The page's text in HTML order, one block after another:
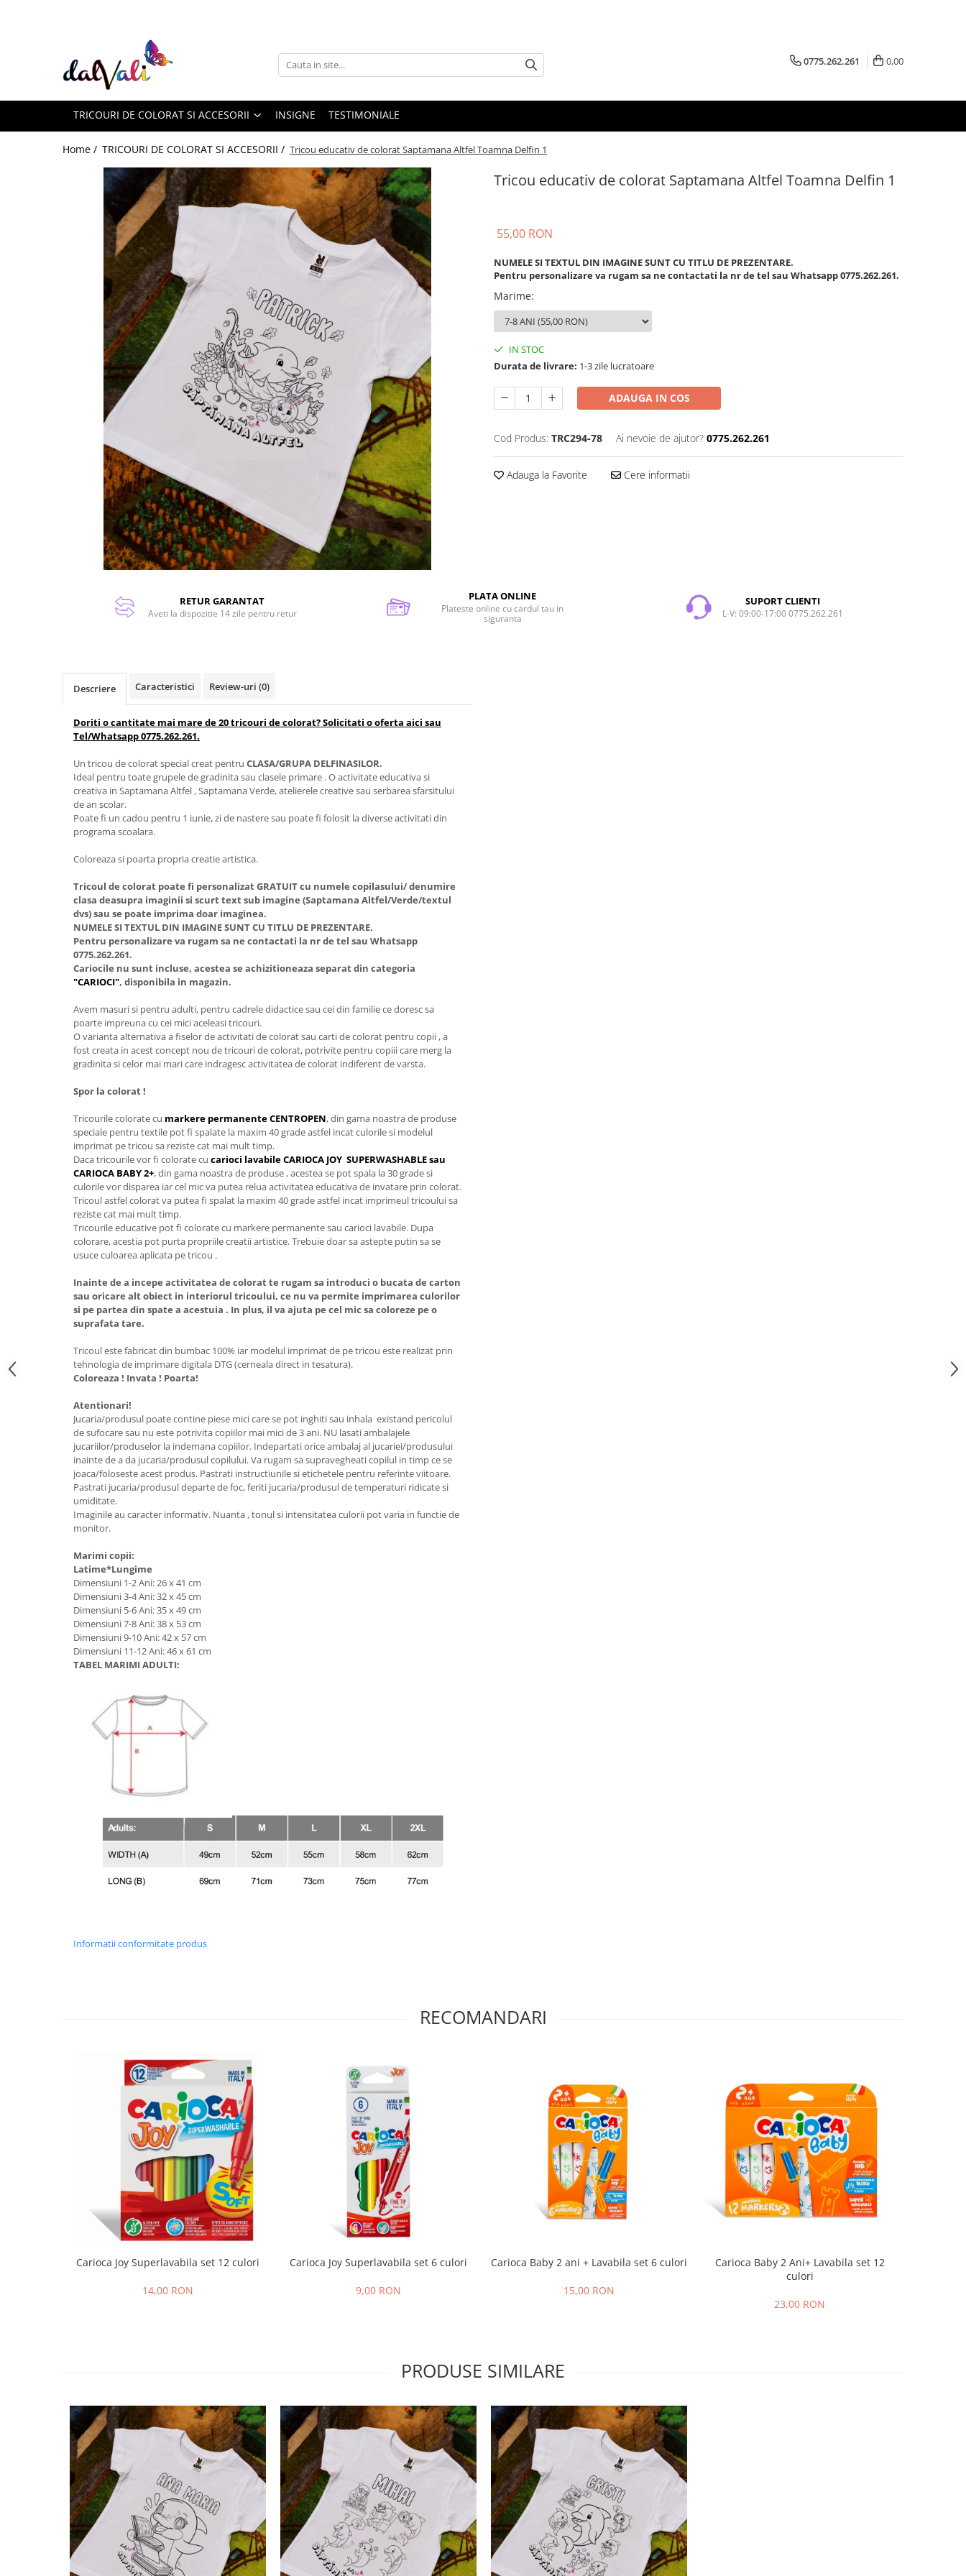
TRICOURI DE COLORAT SI ACCESORII
TRICOURI COPII
GENTI DE COLORAT
0775.262.261 0,00
TRICOURI DE COLORAT SI ACCESORII INSIGNE TESTIMONIALE
Home / TRICOURI DE COLORAT SI ACCESORII / Tricou educativ de colorat Saptamana Altfel Toamna Delfin 1
Tricou educativ de colorat Saptamana Altfel Toamna Delfin 1
55,00 RON
NUMELE SI TEXTUL DIN IMAGINE SUNT CU TITLU DE PREZENTARE.
Pentru personalizare va rugam sa ne contactati la nr de tel sau Whatsapp 0775.262.261.
Marime:
IN STOC
Durata de livrare: 1-3 zile lucratoare
ADAUGA IN COS
Cod Produs: TRC294-78 Ai nevoie de ajutor? 0775.262.261
Adauga la Favorite Cere informatii
RETUR GARANTAT
Aveti la dispozitie 14 zile pentru retur
PLATA ONLINE
Plateste online cu cardul tau in
siguranta
SUPORT CLIENTI
L-V: 09:00-17:00 0775.262.261
Descriere Caracteristici Review-uri (0)
Doriti o cantitate mai mare de 20 tricouri de colorat? Solicitati o oferta aici sau
Tel/Whatsapp 0775.262.261.
Un tricou de colorat special creat pentru CLASA/GRUPA DELFINASILOR.
Ideal pentru toate grupele de gradinita sau clasele primare . O activitate educativa si
creativa in Saptamana Altfel , Saptamana Verde, atelierele creative sau serbarea sfarsitului
de an scolar.
Poate fi un cadou pentru 1 iunie, zi de nastere sau poate fi folosit la diverse activitati din
programa scoalara.
Coloreaza si poarta propria creatie artistica.
Tricoul de colorat poate fi personalizat GRATUIT cu numele copilasului/ denumire
clasa deasupra imaginii si scurt text sub imagine (Saptamana Altfel/Verde/textul
dvs) sau se poate imprima doar imaginea.
NUMELE SI TEXTUL DIN IMAGINE SUNT CU TITLU DE PREZENTARE.
Pentru personalizare va rugam sa ne contactati la nr de tel sau Whatsapp
0775.262.261.
Cariocile nu sunt incluse, acestea se achizitioneaza separat din categoria
"CARIOCI", disponibila in magazin.
Avem masuri si pentru adulti, pentru cadrele didactice sau cei din familie ce doresc sa
poarte impreuna cu cei mici aceleasi tricouri.
O varianta alternativa a fiselor de activitati de colorat sau carti de colorat pentru copii , a
fost creata in acest concept nou de tricouri de colorat, potrivite pentru copiii care merg la
gradinita si celor mai mari care indragesc activitatea de colorat indiferent de varsta.
Spor la colorat !
Tricourile colorate cu markere permanente CENTROPEN, din gama noastra de produse
speciale pentru textile pot fi spalate la maxim 40 grade astfel incat culorile si modelul
imprimat pe tricou sa reziste cat mai mult timp.
Daca tricourile vor fi colorate cu carioci lavabile CARIOCA JOY SUPERWASHABLE sau
CARIOCA BABY 2+, din gama noastra de produse , acestea se pot spala la 30 grade si
culorile vor disparea iar cel mic va putea relua activitatea educativa de invatare prin colorat.
Tricoul astfel colorat va putea fi spalat la maxim 40 grade astfel incat imprimeul tricoului sa
reziste cat mai mult timp.
Tricourile educative pot fi colorate cu markere permanente sau carioci lavabile. Dupa
colorare, acestia pot purta propriile creatii artistice. Trebuie doar sa astepte putin sa se
usuce culoarea aplicata pe tricou .
Inainte de a incepe activitatea de colorat te rugam sa introduci o bucata de carton
sau oricare alt obiect in interiorul tricoului, ce nu va permite imprimarea culorilor
si pe partea din spate a acestuia . In plus, il va ajuta pe cel mic sa coloreze pe o
suprafata tare.
Tricoul este fabricat din bumbac 100% iar modelul imprimat de pe tricou este realizat prin
tehnologia de imprimare digitala DTG (cerneala direct in tesatura).
Coloreaza ! Invata ! Poarta!
Atentionari!
Jucaria/produsul poate contine piese mici care se pot inghiti sau inhala existand pericolul
de sufocare sau nu este potrivita copiilor mai mici de 3 ani. NU lasati ambalajele
jucariilor/produselor la indemana copiilor. Indepartati orice ambalaj al jucariei/produsului
inainte de a da jucaria/produsul copilului. Va rugam sa supravegheati copilul in timp ce se
joaca/foloseste acest produs. Pastrati instructiunile si etichetele pentru referinte viitoare.
Pastrati jucaria/produsul departe de foc, feriti jucaria/produsul de temperaturi ridicate si
umiditate.
Imaginile au caracter informativ. Nuanta , tonul si intensitatea culorii pot varia in functie de
monitor.
Marimi copii:
Latime*Lungime
Dimensiuni 1-2 Ani: 26 x 41 cm
Dimensiuni 3-4 Ani: 32 x 45 cm
Dimensiuni 5-6 Ani: 35 x 49 cm
Dimensiuni 7-8 Ani: 38 x 53 cm
Dimensiuni 9-10 Ani: 42 x 57 cm
Dimensiuni 11-12 Ani: 46 x 61 cm
TABEL MARIMI ADULTI:
Informatii conformitate produs
RECOMANDARI
Carioca Joy Superlavabila set 12 culori
14,00 RON
Carioca Joy Superlavabila set 6 culori
9,00 RON
Carioca Baby 2 ani + Lavabila set 6 culori
15,00 RON
Carioca Baby 2 Ani+ Lavabila set 12
culori
23,00 RON
PRODUSE SIMILARE